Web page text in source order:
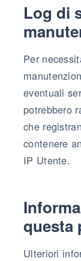
Log di
Per
eventuali
potrebbero
che
contenere
IP Utente.
questa
Ulteriori